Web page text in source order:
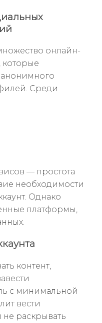
онлайн-
Среди
— простота
необходимости
Однако
платформы,
контент,
с минимальной
вести
раскрывать